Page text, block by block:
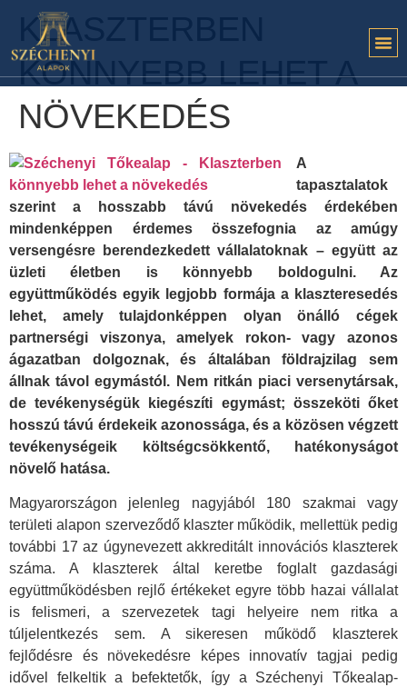
KLASZTERBEN
KÖNNYEBB LEHET A
NÖVEKEDÉS
A
tapasztalatok
szerint a hosszabb távú növekedés érdekében
mindenképpen érdemes összefognia az amúgy
versengésre berendezkedett vállalatoknak – együtt az
üzleti életben is könnyebb boldogulni. Az
együttműködés egyik legjobb formája a klaszteresedés
lehet, amely tulajdonképpen olyan önálló cégek
partnerségi viszonya, amelyek rokon- vagy azonos
ágazatban dolgoznak, és általában földrajzilag sem
állnak távol egymástól. Nem ritkán piaci versenytársak,
de tevékenységük kiegészíti egymást; összeköti őket
hosszú távú érdekeik azonossága, és a közösen végzett
tevékenységeik költségcsökkentő, hatékonyságot
növelő hatása.
Magyarországon jelenleg nagyjából 180 szakmai vagy
területi alapon szerveződő klaszter működik, mellettük pedig
további 17 az úgynevezett akkreditált innovációs klaszterek
száma. A klaszterek által keretbe foglalt gazdasági
együttműködésben rejlő értékeket egyre több hazai vállalat
is felismeri, a szervezetek tagi helyeire nem ritka a
túljelentkezés sem. A sikeresen működő klaszterek
fejlődésre és növekedésre képes innovatív tagjai pedig
idővel felkeltik a befektetők, így a Széchenyi Tőkealap-